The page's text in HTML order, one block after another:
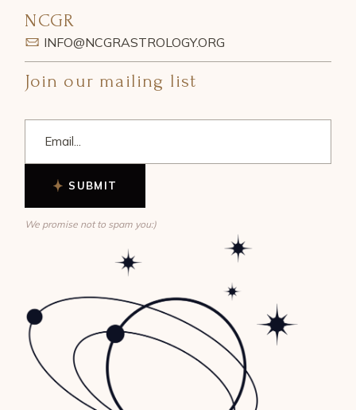
NCGR
INFO@NCGRASTROLOGY.ORG
Join our mailing list
SUBMIT
We promise not to spam you:)